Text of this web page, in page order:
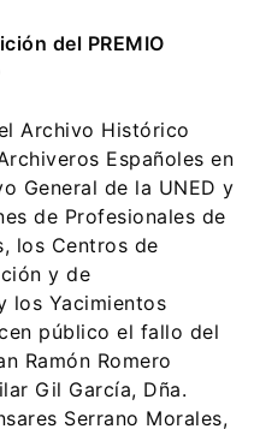
del PREMIO
Archivo Histórico
Españoles en
General de la UNED y
de Profesionales de
los Centros de
y de
los Yacimientos
público el fallo del
Ramón Romero
Gil García, Dña.
Serrano Morales,